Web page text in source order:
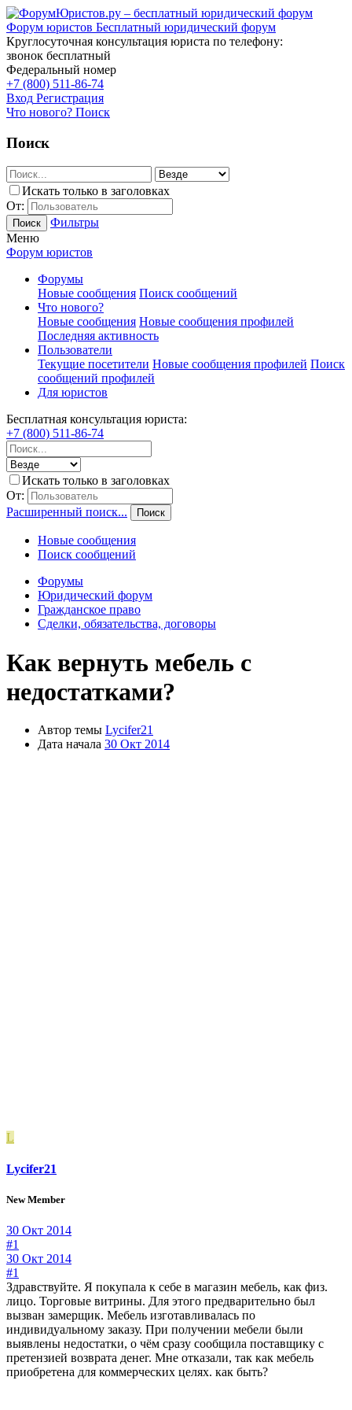
Форум юристов Бесплатный юридический форум
Круглосуточная консультация юриста по телефону:
звонок бесплатный
Федеральный номер
+7 (800) 511-86-74
Вход Регистрация
Что нового? Поиск
Поиск
Искать только в заголовках
От:
Поиск
Фильтры
Меню
Форум юристов
Форумы
Новые сообщения Поиск сообщений
Что нового?
Новые сообщения Новые сообщения профилей
Последняя активность
Пользователи
Текущие посетители Новые сообщения профилей Поиск
сообщений профилей
Для юристов
Бесплатная консультация юриста:
+7 (800) 511-86-74
Искать только в заголовках
От:
Расширенный поиск...
Поиск
Новые сообщения
Поиск сообщений
Форумы
Юридический форум
Гражданское право
Сделки, обязательства, договоры
Как вернуть мебель с
недостатками?
Автор темы Lycifer21
Дата начала 30 Окт 2014
L
Lycifer21
New Member
30 Окт 2014
#1
30 Окт 2014
#1
Здравствуйте. Я покупала к себе в магазин мебель, как физ.
лицо. Торговые витрины. Для этого предварительно был
вызван замерщик. Мебель изготавливалась по
индивидуальному заказу. При получении мебели были
выявлены недостатки, о чём сразу сообщила поставщику с
претензией возврата денег. Мне отказали, так как мебель
приобретена для коммерческих целях. как быть?